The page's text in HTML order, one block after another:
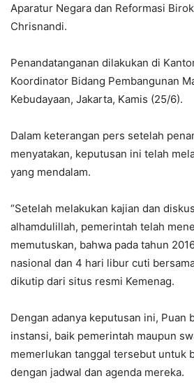
Aparatur Negara dan Reformasi
Chrisnandi.
Penandatanganan dilakukan di
Koordinator Bidang Pembangunan
Kebudayaan, Jakarta, Kamis (25/6).
Dalam keterangan pers setelah
menyatakan, keputusan ini telah
yang mendalam.
“Setelah melakukan kajian dan
alhamdulillah, pemerintah telah
memutuskan, bahwa pada tahun
nasional dan 4 hari libur cuti
dikutip dari situs resmi Kemenag.
Dengan adanya keputusan ini, Puan
instansi, baik pemerintah maupun
memerlukan tanggal tersebut untuk
dengan jadwal dan agenda mereka.